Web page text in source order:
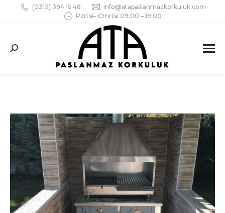
(0312) 394 15 48
info@atapaslanmazkorkuluk.com
Pzrtsi– Cmrtsi 09:00 – 19:00
Search: